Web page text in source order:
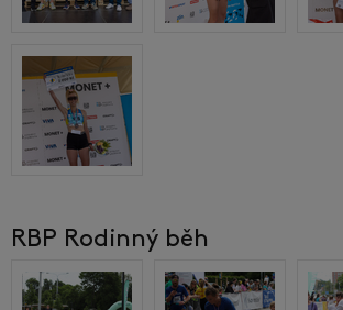
RBP Rodinný běh